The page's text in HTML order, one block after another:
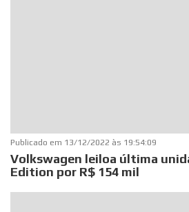
Publicado em 13/12/2022 às 19:54:09
Volkswagen leiloa última
Edition por R$ 154 mil